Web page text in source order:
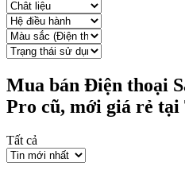
Mua bán Điện thoại
Pro cũ, mới giá rẻ
Tất cả